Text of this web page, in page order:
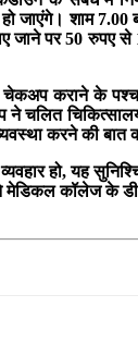
शाम 7.00
पर 50 रुपए
कराने के
ने चलित
करने की
हो, यह
कॉलेज के